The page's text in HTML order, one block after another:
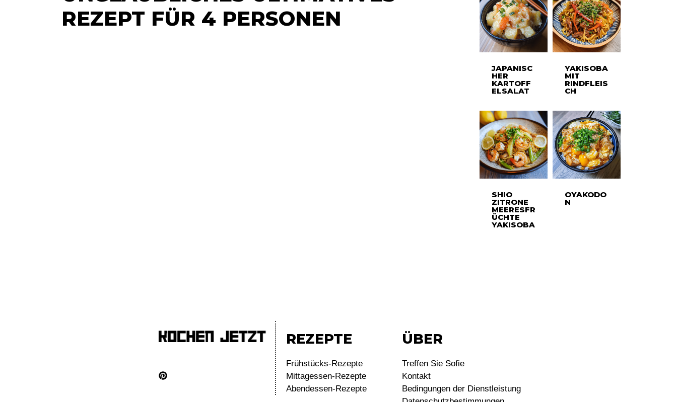
REZEPT FÜR 4 PERSONEN
JAPANISC
HER
KARTOFF
ELSALAT
YAKISOBA
MIT
RINDFLEIS
CH
SHIO
ZITRONE
MEERESFR
ÜCHTE
YAKISOBA
OYAKODO
N
REZEPTE
Frühstücks-Rezepte
Mittagessen-Rezepte
Abendessen-Rezepte
ÜBER
Treffen Sie Sofie
Kontakt
Bedingungen der Dienstleistung